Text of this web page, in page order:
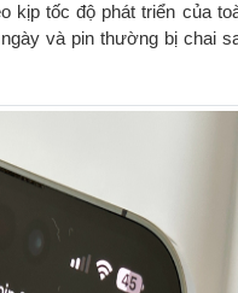
kịp tốc độ phát triển của
và pin thường bị chai